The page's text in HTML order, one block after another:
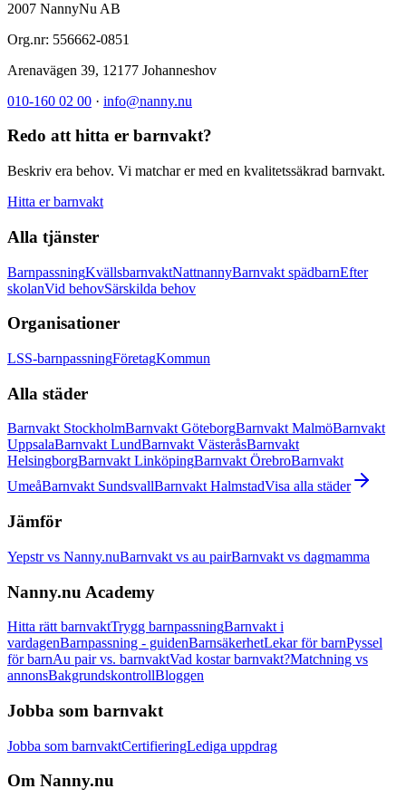
2007 NannyNu AB
Org.nr: 556662-0851
Arenavägen 39, 12177 Johanneshov
010-160 02 00 · info@nanny.nu
Redo att hitta er barnvakt?
Beskriv era behov. Vi matchar er med en kvalitetssäkrad barnvakt.
Hitta er barnvakt
Alla tjänster
BarnpassningKvällsbarnvaktNattnannyBarnvakt spädbarnEfter
skolanVid behovSärskilda behov
Organisationer
LSS-barnpassningFöretagKommun
Alla städer
Barnvakt StockholmBarnvakt GöteborgBarnvakt MalmöBarnvakt
UppsalaBarnvakt LundBarnvakt VästeråsBarnvakt
HelsingborgBarnvakt LinköpingBarnvakt ÖrebroBarnvakt
UmeåBarnvakt SundsvallBarnvakt HalmstadVisa alla städer
Jämför
Yepstr vs Nanny.nuBarnvakt vs au pairBarnvakt vs dagmamma
Nanny.nu Academy
Hitta rätt barnvaktTrygg barnpassningBarnvakt i
vardagenBarnpassning - guidenBarnsäkerhetLekar för barnPyssel
för barnAu pair vs. barnvaktVad kostar barnvakt?Matchning vs
annonsBakgrundskontrollBloggen
Jobba som barnvakt
Jobba som barnvaktCertifieringLediga uppdrag
Om Nanny.nu